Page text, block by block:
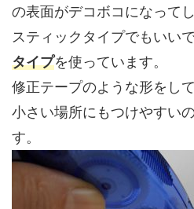
の表面がデコボコになってし
スティックタイプでもいい
タイプを使っています。
修正テープのような形をし
小さい場所にもつけやすい
す。